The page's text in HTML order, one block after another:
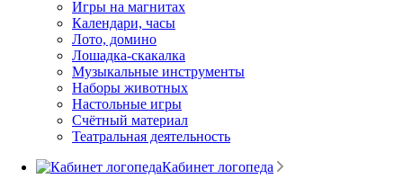
Игры на магнитах
Календари, часы
Лото, домино
Лошадка-скакалка
Музыкальные инструменты
Наборы животных
Настольные игры
Счётный материал
Театральная деятельность
Кабинет логопеда